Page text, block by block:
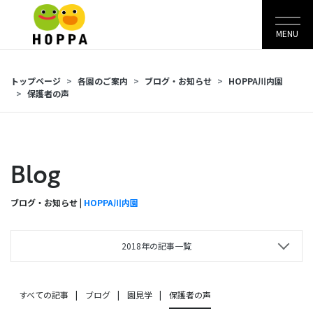
MENU
トップページ 各園のご案内 ブログ・お知らせ
HOPPA川内園
保護者の声
Blog
ブログ・お知らせ | HOPPA川内園
2018年の記事一覧
すべての記事 ブログ 園見学 保護者の声